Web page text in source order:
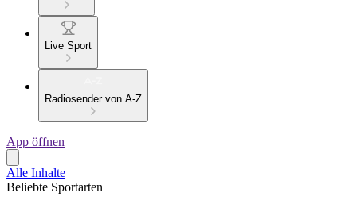
Live Sport
Radiosender von A-Z
App öffnen
Alle Inhalte
Beliebte Sportarten